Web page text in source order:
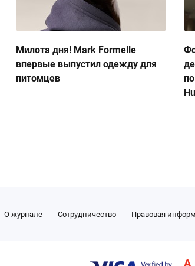
Милота дня! Mark Formelle
впервые выпустил одежду для
питомцев
О журнале Сотрудничество Правовая